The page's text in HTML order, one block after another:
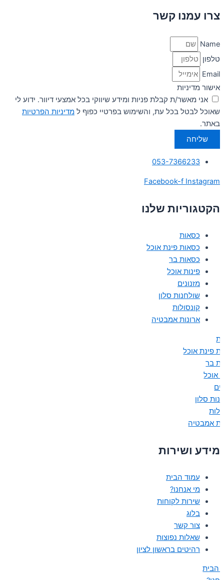
צרו עמנו קשר
Name
טלפון
Email
אישור מדיניות
אני מאשר/ת קבלת פניות ומידע שיווקי בכל אמצעי דיוור. ידוע לי
שאוכל לבטל בכל עת, והשימוש בפרטיי כפוף ל מדיניות הפרטיות
באתר.
שליחה
053-7366233
Facebook-f Instagram
הקטגוריות שלנו
כסאות
כסאות פינת אוכל
כסאות בר
פינות אוכל
מזנונים
שולחנות סלון
קונסולות
ארונות אמבטיה
פינת אוכל
בר
אוכל
סלון
אמבטיה
מידע ושירות
עמוד הבית
מי אנחנו?
שירות לקוחות
בלוג
צור קשר
שאלות נפוצות
רהיטים בראשון לציון
הבית